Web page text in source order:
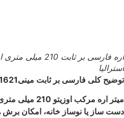
اره فارسی بر ثابت 210 میلی
استرالیا
توضیح کلی فارسی بر ثابت مینیcms-1621 اوزیتو :
دست ساز یا نوساز خانه، امکان